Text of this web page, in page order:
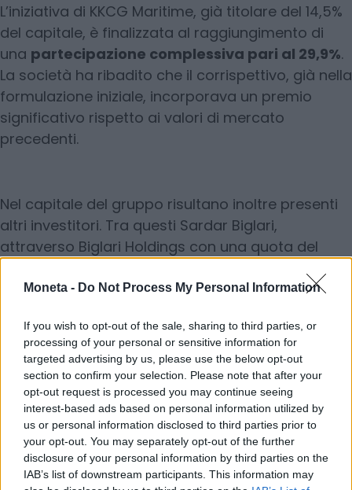
Moneta - Do Not Process My Personal Information
If you wish to opt-out of the sale, sharing to third parties, or
processing of your personal or sensitive information for
targeted advertising by us, please use the below opt-out
section to confirm your selection. Please note that after your
opt-out request is processed you may continue seeing
interest-based ads based on personal information utilized by
us or personal information disclosed to third parties prior to
your opt-out. You may separately opt-out of the further
disclosure of your personal information by third parties on the
IAB’s list of downstream participants. This information may
L’iniziativa di KKCG Maritime, già titolare del 14,5%
del capitale, è finalizzata al raggiungimento di
una partecipazione complessiva pari al 29,9%.
La società ha ribadito che il corrispettivo, già nella
formulazione iniziale, incorporava un premio
significativo rispetto ai valori di mercato
precedenti.
Nel capitale del gruppo risultano inoltre presenti
altri investitori. Tra questi Sardar Biglari,
attraverso Biglari Holdings con una quota del
il 3% dopo un ingresso avvenuto a gennaio. Tra gli
Ferrari e la famiglia Bombassei.
© RIPRODUZIONE RISERVATA
Ferretti Group nautica
Condividi